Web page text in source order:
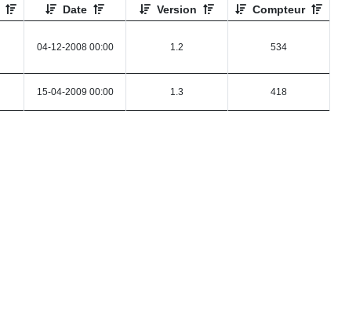
Date Version Compteur
04-12-2008 00:00 1.2 534
15-04-2009 00:00 1.3 418